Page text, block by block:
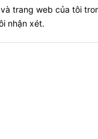
trang web của tôi
nhận xét.